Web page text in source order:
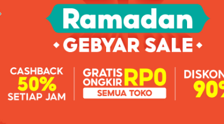
lebih ringan, pasta gigi Blue Phase 1 ini
atau pertama kali.
Balm Phase 2 ini memiliki tekstur yang cukup
gigi White Phase 2 ini cocok untuk yang sudah
level lanjutan dari Tooth Perfection Position,
kuat dari Phase 1 Blue.